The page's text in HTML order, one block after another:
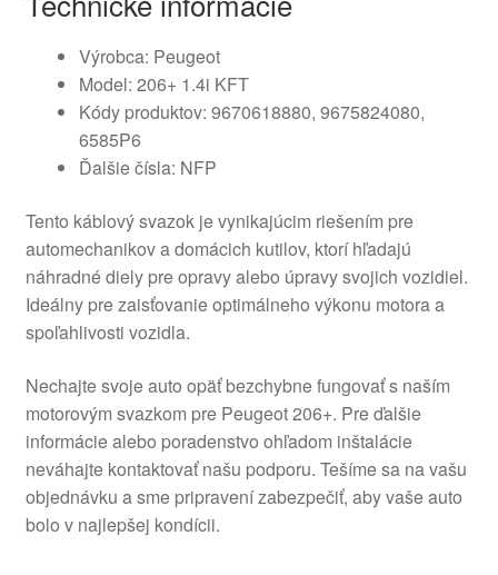
Výrobca: Peugeot
Model: 206+ 1.4i KFT
Kódy produktov: 9670618880, 9675824080,
6585P6
Ďalšie čísla: NFP
Tento káblový svazok je vynikajúcim riešením pre
automechanikov a domácich kutilov, ktorí hľadajú
náhradné diely pre opravy alebo úpravy svojich vozidiel.
Ideálny pre zaisťovanie optimálneho výkonu motora a
spoľahlivosti vozidla.
Nechajte svoje auto opäť bezchybne fungovať s naším
motorovým svazkom pre Peugeot 206+. Pre ďalšie
informácie alebo poradenstvo ohľadom inštalácie
neváhajte kontaktovať našu podporu. Tešíme sa na vašu
objednávku a sme pripravení zabezpečiť, aby vaše auto
bolo v najlepšej kondícii.